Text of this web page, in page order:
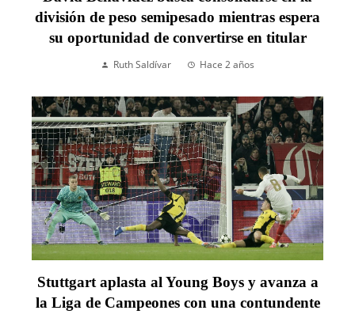
división de peso semipesado mientras espera
su oportunidad de convertirse en titular
Ruth Saldívar Hace 2 años
Stuttgart aplasta al Young Boys y avanza a
la Liga de Campeones con una contundente